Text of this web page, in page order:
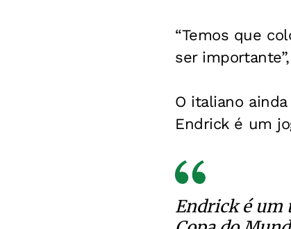
“Temos que
ser
O italiano
Endrick é um
Endrick é um